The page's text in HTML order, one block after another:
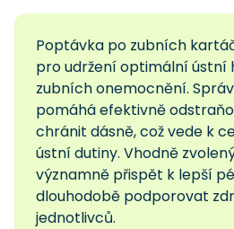
Poptávka po zubních
pro udržení optimální ústní
zubních onemocnění.
pomáhá efektivně
chránit dásně, což vede k
ústní dutiny. Vhodně
významně přispět k lepší
dlouhodobě podporovat
jednotlivců.